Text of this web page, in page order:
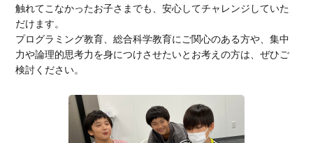
触れてこなかったお子さまでも、安心してチャレンジしていた
だけます。
プログラミング教育、総合科学教育にご関心のある方や、集中
力や論理的思考力を身につけさせたいとお考えの方は、ぜひご
検討ください。